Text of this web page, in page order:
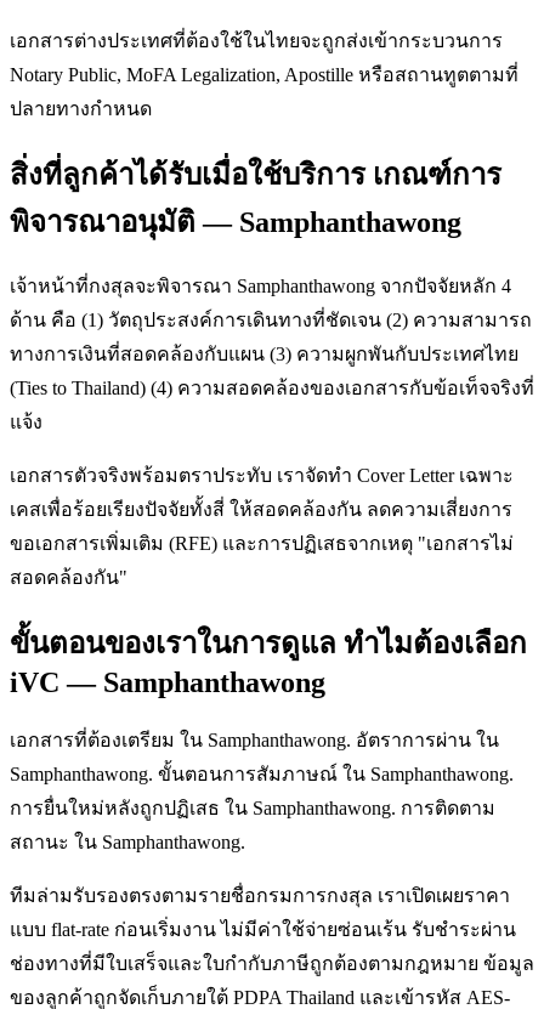
เอกสารต่างประเทศที่ต้องใช้ในไทยจะถูกส่งเข้ากระบวนการ
Notary Public, MoFA Legalization, Apostille หรือสถานทูตตามที่
ปลายทางกำหนด
สิ่งที่ลูกค้าได้รับเมื่อใช้บริการ เกณฑ์การ
พิจารณาอนุมัติ — Samphanthawong
เจ้าหน้าที่กงสุลจะพิจารณา Samphanthawong จากปัจจัยหลัก 4
ด้าน คือ (1) วัตถุประสงค์การเดินทางที่ชัดเจน (2) ความสามารถ
ทางการเงินที่สอดคล้องกับแผน (3) ความผูกพันกับประเทศไทย
(Ties to Thailand) (4) ความสอดคล้องของเอกสารกับข้อเท็จจริงที่
แจ้ง
เอกสารตัวจริงพร้อมตราประทับ เราจัดทำ Cover Letter เฉพาะ
เคสเพื่อร้อยเรียงปัจจัยทั้งสี่ ให้สอดคล้องกัน ลดความเสี่ยงการ
ขอเอกสารเพิ่มเติม (RFE) และการปฏิเสธจากเหตุ "เอกสารไม่
สอดคล้องกัน"
ขั้นตอนของเราในการดูแล ทำไมต้องเลือก
iVC — Samphanthawong
เอกสารที่ต้องเตรียม ใน Samphanthawong. อัตราการผ่าน ใน
Samphanthawong. ขั้นตอนการสัมภาษณ์ ใน Samphanthawong.
การยื่นใหม่หลังถูกปฏิเสธ ใน Samphanthawong. การติดตาม
สถานะ ใน Samphanthawong.
ทีมล่ามรับรองตรงตามรายชื่อกรมการกงสุล เราเปิดเผยราคา
แบบ flat-rate ก่อนเริ่มงาน ไม่มีค่าใช้จ่ายซ่อนเร้น รับชำระผ่าน
ช่องทางที่มีใบเสร็จและใบกำกับภาษีถูกต้องตามกฎหมาย ข้อมูล
ของลูกค้าถูกจัดเก็บภายใต้ PDPA Thailand และเข้ารหัส AES-